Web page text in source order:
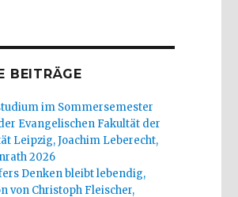
BEITRÄGE
im Sommersemester
Evangelischen Fakultät der
Leipzig, Joachim Leberecht,
2026
Denken bleibt lebendig,
von Christoph Fleischer,